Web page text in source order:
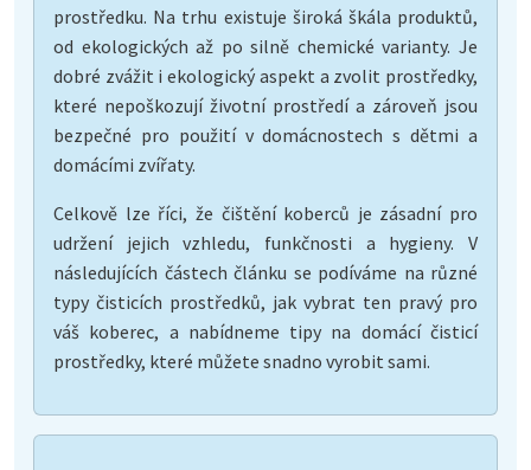
prostředku. Na trhu existuje široká škála produktů,
od ekologických až po silně chemické varianty. Je
dobré zvážit i ekologický aspekt a zvolit prostředky,
které nepoškozují životní prostředí a zároveň jsou
bezpečné pro použití v domácnostech s dětmi a
domácími zvířaty.
Celkově lze říci, že čištění koberců je zásadní pro
udržení jejich vzhledu, funkčnosti a hygieny. V
následujících částech článku se podíváme na různé
typy čisticích prostředků, jak vybrat ten pravý pro
váš koberec, a nabídneme tipy na domácí čisticí
prostředky, které můžete snadno vyrobit sami.